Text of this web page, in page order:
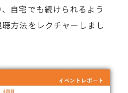
自宅でも続けられるよう
方法をレクチャーしまし